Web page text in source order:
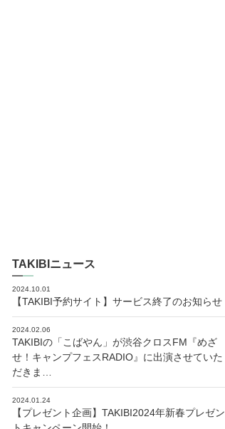
TAKIBIニュース
2024.10.01
【TAKIBI予約サイト】サービス終了のお知らせ
2024.02.06
TAKIBIの「こばやん」が渋谷クロスFM『めざ
せ！キャンプフェスRADIO』に出演させていた
だきま…
2024.01.24
【プレゼント企画】TAKIBI2024年新春プレゼン